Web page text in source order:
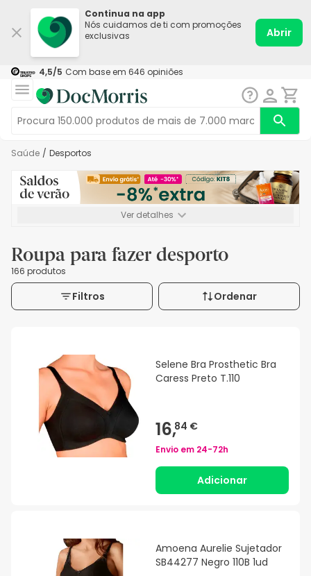
Continua na app
Nós cuidamos de ti com promoções
exclusivas
Abrir
4,5/5 Com base em 646 opiniões
Saúde / Desportos
Ver detalhes
Roupa para fazer desporto
166 produtos
Filtros Ordenar
Selene Bra Prosthetic Bra
Caress Preto T.110
16,84 €
Envio em 24-72h
Adicionar
Amoena Aurelie Sujetador
SB44277 Negro 110B 1ud